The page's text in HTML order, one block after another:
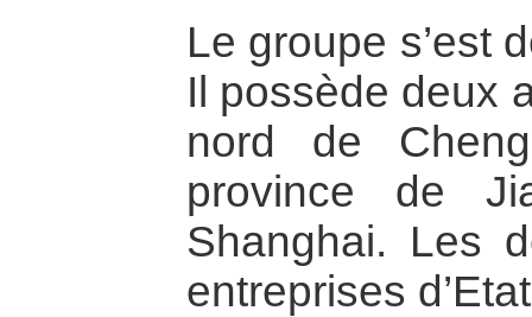
Le groupe s’est
Il possède deux
nord de
province de
Shanghai. Les
entreprises